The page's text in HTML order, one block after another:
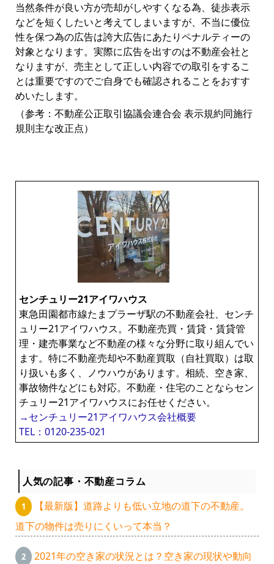
当然条件が良い方が売却がしやすくなる為、徒歩表示
などを短くしたいと考えてしまいますが、不当に優位
性を保つ為の広告は誇大広告にあたりペナルティーの
対象となります。実際に広告を出すのは不動産会社と
なりますが、売主として正しい内容での取引をするこ
とは重要ですのでご自身でも確認されることをおすす
めいたします。
（参考：不動産公正取引協議会連合会 表示規約同施行
規則主な改正点）
センチュリー21アイワハウス
東急田園都市線たまプラーザ駅の不動産会社、センチ
ュリー21アイワハウス。不動産売買・賃貸・賃貸管
理・建売事業など不動産の様々な分野に取り組んでい
ます。特に不動産売却や不動産買取（自社買取）は取
り扱いも多く、ノウハウがあります。相続、空き家、
事故物件などにも対応。不動産・住宅のことならセン
チュリー21アイワハウスにお任せください。
→センチュリー21アイワハウス会社概要
TEL：0120-235-021
人気の記事・不動産コラム
【最新版】道路よりも低い立地の道下の不動産。
道下の物件は売りにくいって本当？
2021年の空き家の状況とは？空き家の現状や動向